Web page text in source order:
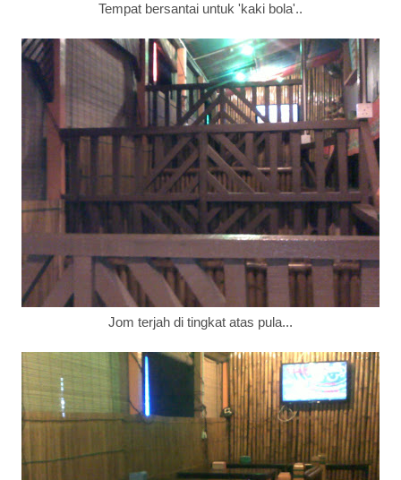
Tempat bersantai untuk 'kaki bola'..
Jom terjah di tingkat atas pula...